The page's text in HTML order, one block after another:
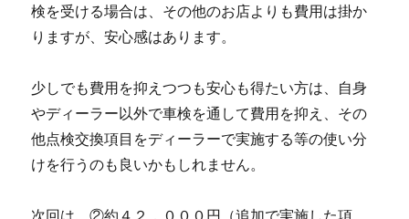
検を受ける場合は、その他のお店よりも費用は掛か
りますが、安心感はあります。
少しでも費用を抑えつつも安心も得たい方は、自身
やディーラー以外で車検を通して費用を抑え、その
他点検交換項目をディーラーで実施する等の使い分
けを行うのも良いかもしれません。
次回は、②約４２，０００円（追加で実施した項